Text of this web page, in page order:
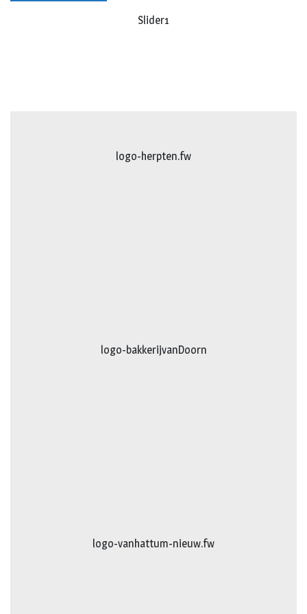
Slider1
logo-herpten.fw
logo-bakkerijvanDoorn
logo-vanhattum-nieuw.fw